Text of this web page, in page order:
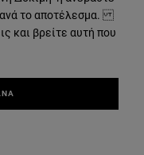
το αποτέλεσμα.
και βρείτε αυτή που